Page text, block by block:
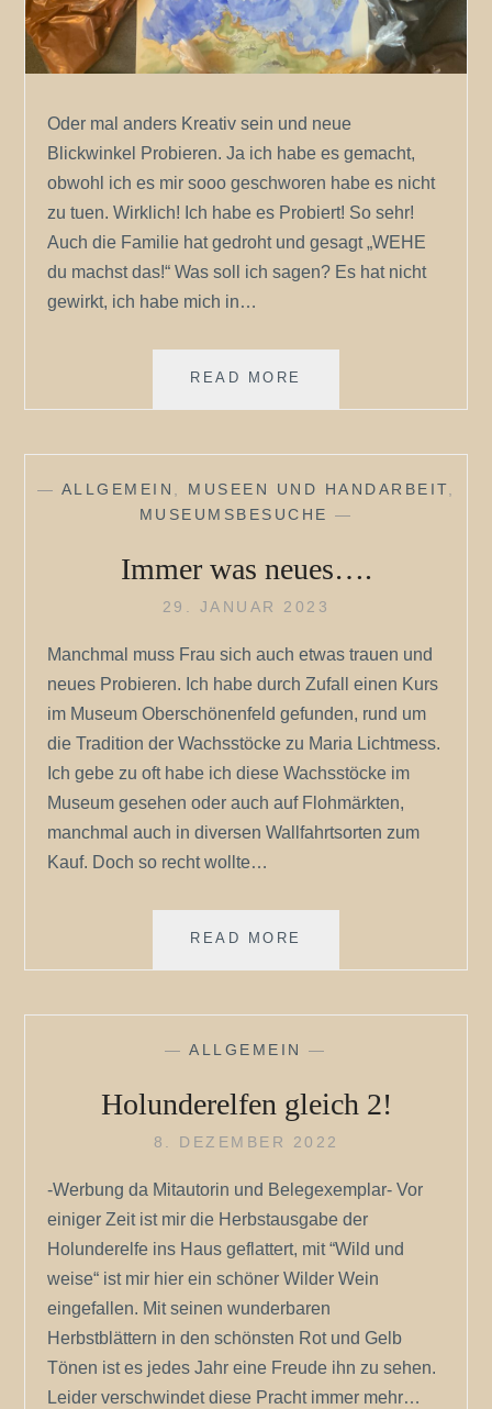
Oder mal anders Kreativ sein und neue
Blickwinkel Probieren. Ja ich habe es gemacht,
obwohl ich es mir sooo geschworen habe es nicht
zu tuen. Wirklich! Ich habe es Probiert! So sehr!
Auch die Familie hat gedroht und gesagt „WEHE
du machst das!“ Was soll ich sagen? Es hat nicht
gewirkt, ich habe mich in…
READ MORE
— ALLGEMEIN MUSEEN UND HANDARBEIT
MUSEUMSBESUCHE —
Immer was neues….
29. JANUAR 2023
Manchmal muss Frau sich auch etwas trauen und
neues Probieren. Ich habe durch Zufall einen Kurs
im Museum Oberschönenfeld gefunden, rund um
die Tradition der Wachsstöcke zu Maria Lichtmess.
Ich gebe zu oft habe ich diese Wachsstöcke im
Museum gesehen oder auch auf Flohmärkten,
manchmal auch in diversen Wallfahrtsorten zum
Kauf. Doch so recht wollte…
READ MORE
—ALLGEMEIN —
Holunderelfen gleich 2!
8. DEZEMBER 2022
-Werbung da Mitautorin und Belegexemplar- Vor
einiger Zeit ist mir die Herbstausgabe der
Holunderelfe ins Haus geflattert, mit “Wild und
weise“ ist mir hier ein schöner Wilder Wein
eingefallen. Mit seinen wunderbaren
Herbstblättern in den schönsten Rot und Gelb
Tönen ist es jedes Jahr eine Freude ihn zu sehen.
Leider verschwindet diese Pracht immer mehr…